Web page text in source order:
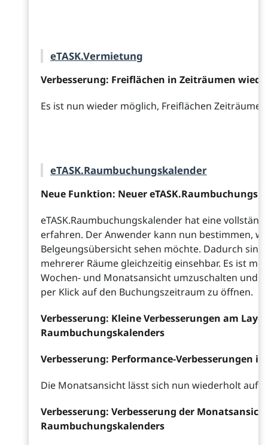
eTASK.Vermietung
Verbesserung: Freiflächen in Zeiträumen
Es ist nun wieder möglich, Freiflächen
eTASK.Raumbuchungskalender
Neue Funktion: Neuer
eTASK.Raumbuchungskalender hat eine
erfahren. Der Anwender kann nun bestimmen,
Belgeungsübersicht sehen möchte. Dadurch
mehrerer Räume gleichzeitig einsehbar. Es ist
Wochen- und Monatsansicht umzuschalten und
per Klick auf den Buchungszeitraum zu öffnen.
Verbesserung: Kleine Verbesserungen am
Raumbuchungskalenders
Verbesserung: Performance-Verbesserungen
Die Monatsansicht lässt sich nun wiederholt
Verbesserung: Verbesserung der
Raumbuchungskalenders